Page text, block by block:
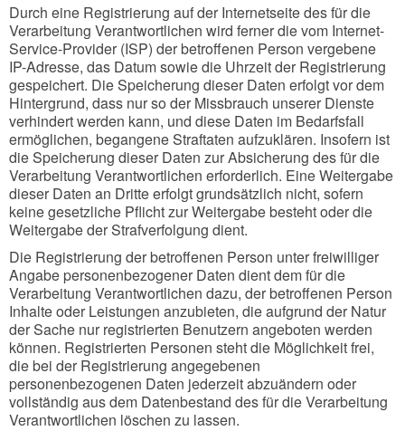
Durch eine Registrierung auf der Internetseite des für die
Verarbeitung Verantwortlichen wird ferner die vom Internet-
Service-Provider (ISP) der betroffenen Person vergebene
IP-Adresse, das Datum sowie die Uhrzeit der Registrierung
gespeichert. Die Speicherung dieser Daten erfolgt vor dem
Hintergrund, dass nur so der Missbrauch unserer Dienste
verhindert werden kann, und diese Daten im Bedarfsfall
ermöglichen, begangene Straftaten aufzuklären. Insofern ist
die Speicherung dieser Daten zur Absicherung des für die
Verarbeitung Verantwortlichen erforderlich. Eine Weitergabe
dieser Daten an Dritte erfolgt grundsätzlich nicht, sofern
keine gesetzliche Pflicht zur Weitergabe besteht oder die
Weitergabe der Strafverfolgung dient.
Die Registrierung der betroffenen Person unter freiwilliger
Angabe personenbezogener Daten dient dem für die
Verarbeitung Verantwortlichen dazu, der betroffenen Person
Inhalte oder Leistungen anzubieten, die aufgrund der Natur
der Sache nur registrierten Benutzern angeboten werden
können. Registrierten Personen steht die Möglichkeit frei,
die bei der Registrierung angegebenen
personenbezogenen Daten jederzeit abzuändern oder
vollständig aus dem Datenbestand des für die Verarbeitung
Verantwortlichen löschen zu lassen.